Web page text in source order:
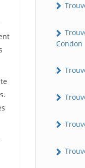
Condon